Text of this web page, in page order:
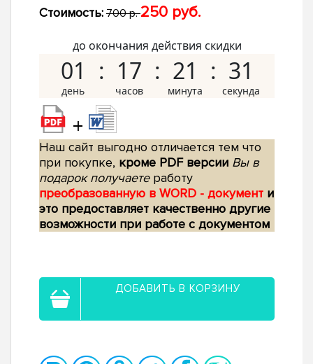
Стоимость: 700 р.250 руб.
до окончания действия скидки
01 17 21 31
+
Наш сайт выгодно отличается тем что
при покупке, кроме PDF версии Вы в
подарок получаетеработу
преобразованную в WORD - документ и
это предоставляет качественно другие
возможности при работе с документом
ДОБАВИТЬ В КОРЗИНУ